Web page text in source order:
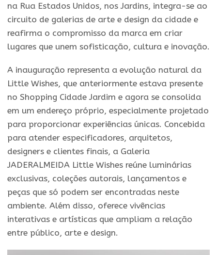
na Rua Estados Unidos, nos Jardins, integra-se ao
circuito de galerias de arte e design da cidade e
reafirma o compromisso da marca em criar
lugares que unem sofisticação, cultura e inovação.
A inauguração representa a evolução natural da
Little Wishes, que anteriormente estava presente
no Shopping Cidade Jardim e agora se consolida
em um endereço próprio, especialmente projetado
para proporcionar experiências únicas. Concebida
para atender especificadores, arquitetos,
designers e clientes finais, a Galeria
JADERALMEIDA Little Wishes reúne luminárias
exclusivas, coleções autorais, lançamentos e
peças que só podem ser encontradas neste
ambiente. Além disso, oferece vivências
interativas e artísticas que ampliam a relação
entre público, arte e design.